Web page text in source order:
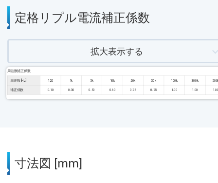
定格リプル電流補正係数
拡大表示する
周波数補正係数
周波数 [Hz] 120 1k 5k 10k 20k 30k 100k 300k
補正係数 0.10 0.30 0.50 0.60 0.75 0.75 1.00 1.00
寸法図 [mm]